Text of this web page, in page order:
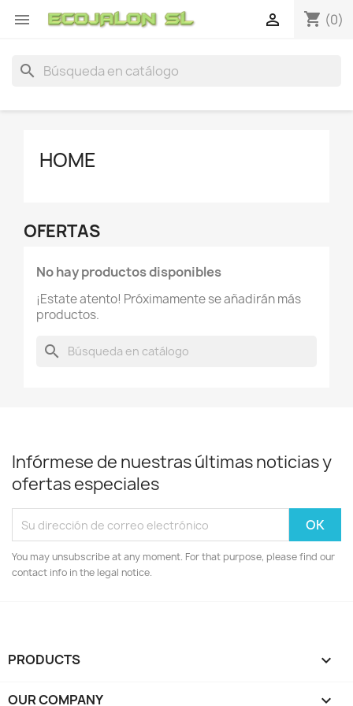
 shopping_cart (0)

search
HOME
OFERTAS
No hay productos disponibles
¡Estate atento! Próximamente se añadirán más
productos.
search
Infórmese de nuestras últimas noticias y
ofertas especiales
You may unsubscribe at any moment. For that purpose, please find our
contact info in the legal notice.
PRODUCTS 
OUR COMPANY 